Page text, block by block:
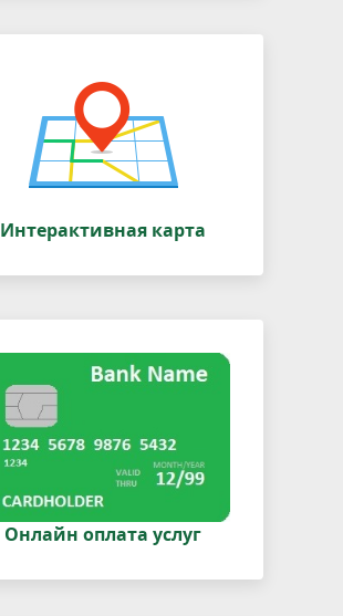
Интерактивная карта
Онлайн оплата услуг